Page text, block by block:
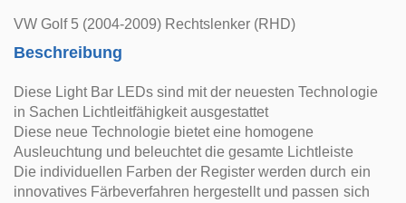
VW Golf 5 (2004-2009) Rechtslenker (RHD)
Beschreibung
Diese Light Bar LEDs sind mit der neuesten Technologie
in Sachen Lichtleitfähigkeit ausgestattet
Diese neue Technologie bietet eine homogene
Ausleuchtung und beleuchtet die gesamte Lichtleiste
Die individuellen Farben der Register werden durch ein
innovatives Färbeverfahren hergestellt und passen sich